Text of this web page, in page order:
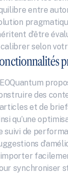
entre
d’être
selon
des
et de
qu’une
suivi de
synchroniser